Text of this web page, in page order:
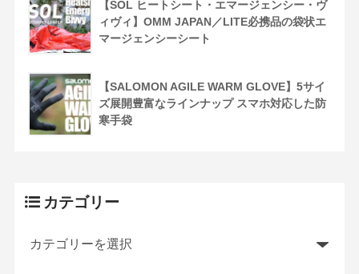
【SOL ヒートシート・エマージェンシー・ヴ
ィヴィ】OMM JAPAN／LITE必携品の袋状エ
マージェンシーシート
【SALOMON AGILE WARM GLOVE】5サイ
ズ展開豊富なラインナップ スマホ対応した防
寒手袋
カテゴリー